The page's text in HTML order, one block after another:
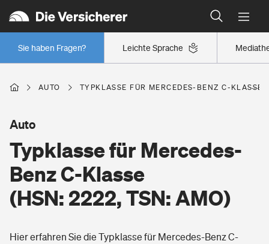
Leichte Sprache
Sie haben Fragen?
Wer versichert was: Jetzt Versicherer finden
Regionalklassen: So ist Ihre Region eingestuft
Wer versichert was: Jetzt Versicherer finden
Berufsunfähigkeitsversicherung
Wohnen
Wohngebäudeversicherung
Hausratversicherung
AUTO TYPKLASSE FÜR MERCEDES-BENZ C-
Typklasse für Mercedes-
Benz C-Klasse
(HSN: 2222, TSN: AMO)
Auto
Hier erfahren Sie die Typklasse für Mercedes-Benz C-